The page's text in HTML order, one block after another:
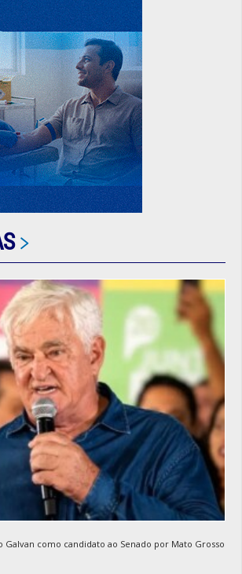
Galvan como candidato ao Senado por Mato Grosso